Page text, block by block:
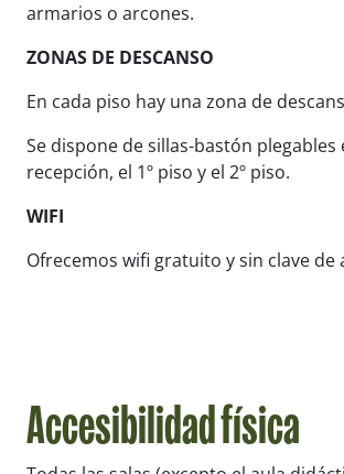
armarios o arcones.
ZONAS DE DESCANSO
En cada piso hay una zona de
Se dispone de sillas-bastón plegables
recepción, el 1º piso y el 2º piso.
WIFI
Ofrecemos wifi gratuito y sin clave de
Accesibilidad física